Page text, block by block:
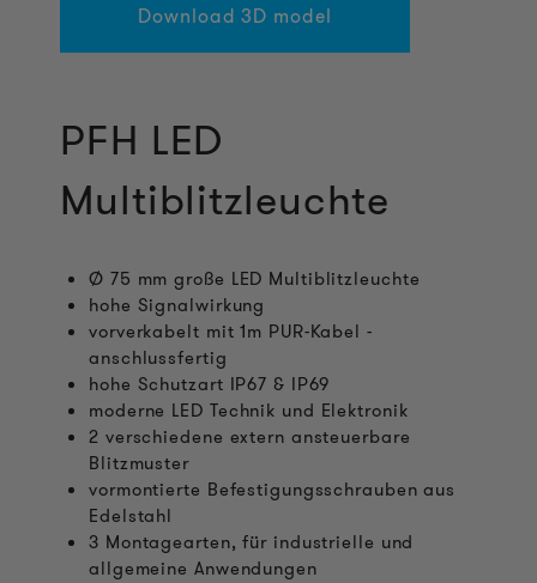
Download 3D model
PFH LED
Multiblitzleuchte
Ø 75 mm große LED Multiblitzleuchte
hohe Signalwirkung
vorverkabelt mit 1m PUR-Kabel -
anschlussfertig
hohe Schutzart IP67 & IP69
moderne LED Technik und Elektronik
2 verschiedene extern ansteuerbare
Blitzmuster
vormontierte Befestigungsschrauben aus
Edelstahl
3 Montagearten, für industrielle und
allgemeine Anwendungen